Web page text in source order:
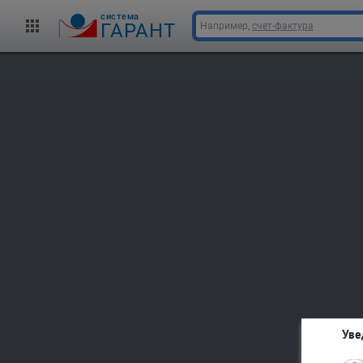
cистема
ГАРАНТ Например, счет-фактура